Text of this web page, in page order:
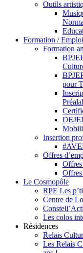
Outils
Formation / Emploi
Formation
pour
Insertion
Offres
Le Cosmopôle
RPE Les
Centre de
Les colos
Résidences
Relais
Les Relais